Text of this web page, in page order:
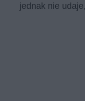
jednak nie